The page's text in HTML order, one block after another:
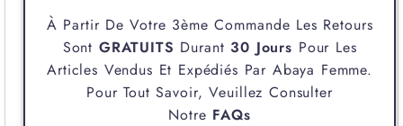
À Partir De Votre 3ème Commande Les Retours
Sont GRATUITS Durant 30 Jours Pour Les
Articles Vendus Et Expédiés Par Abaya Femme.
Pour Tout Savoir, Veuillez Consulter
Notre FAQs